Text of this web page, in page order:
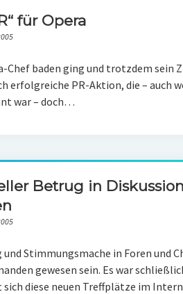
für Opera
Chef baden ging und trotzdem sein
erfolgreiche PR-Aktion, die – auch
war – doch…
Betrug in
Stimmungsmache in Foren und
gewesen sein. Es war
sich diese neuen Treffplätze im